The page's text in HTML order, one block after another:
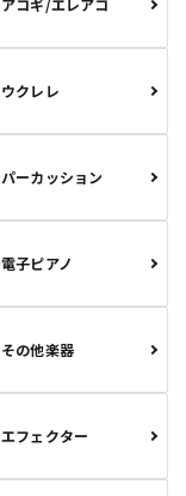
ウクレレ
パーカッション
電子ピアノ
その他楽器
エフェクター